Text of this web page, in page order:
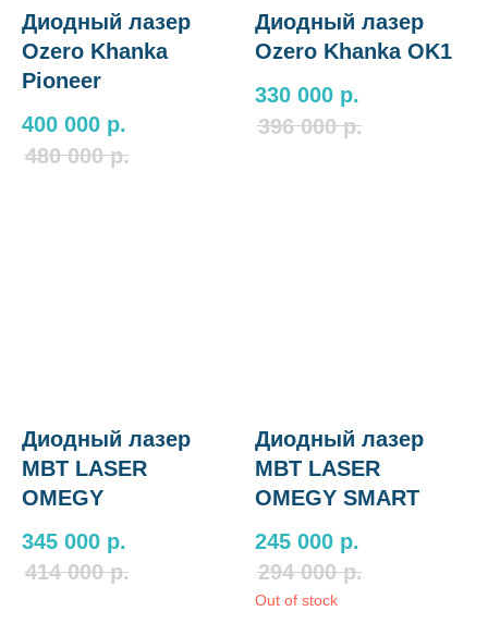
Диодный лазер
Ozero Khanka
Pioneer
400 000 р.
480 000 р.
Диодный лазер
Ozero Khanka OK1
330 000 р.
396 000 р.
Диодный лазер
MBT LASER
OMEGY
345 000 р.
414 000 р.
Диодный лазер
MBT LASER
OMEGY SMART
245 000 р.
294 000 р.
Out of stock